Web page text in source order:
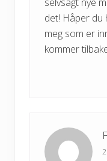
det! Håper du
meg som er
kommer